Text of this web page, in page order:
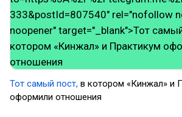
Тот самый пост, в котором «Кинжал» и
оформили отношения